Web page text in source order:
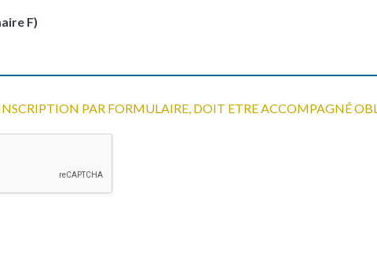
F)
PAR FORMULAIRE, DOIT ETRE ACCOMPAGNÉ